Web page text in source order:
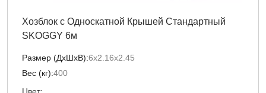
Хозблок с Односкатной Крышей Стандартный
SKOGGY 6м
Размер (ДxШxВ):6х2.16х2.45
Вес (кг):400